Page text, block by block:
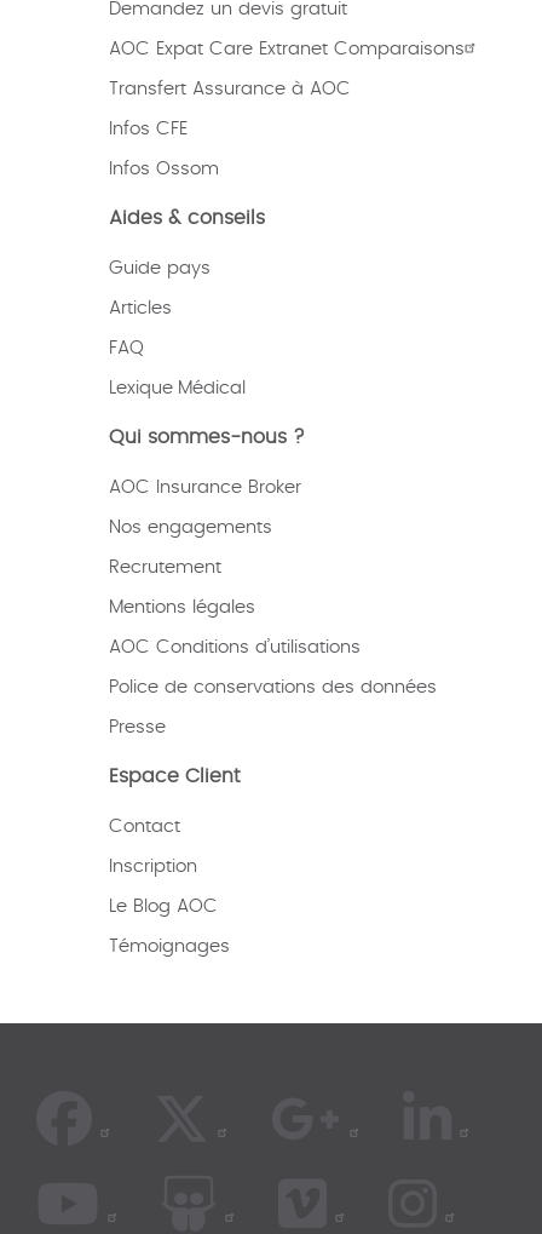
Demandez un devis gratuit
AOC Expat Care Extranet Comparaisons
Transfert Assurance à AOC
Infos CFE
Infos Ossom
Aides & conseils
Guide pays
Articles
FAQ
Lexique Médical
Qui sommes-nous ?
AOC Insurance Broker
Nos engagements
Recrutement
Mentions légales
AOC Conditions d’utilisations
Police de conservations des données
Presse
Espace Client
Contact
Inscription
Le Blog AOC
Témoignages